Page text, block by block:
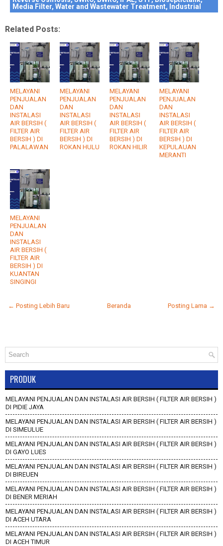
Media Filter, Water and Wastewater Treatment, Industrial
Related Posts:
MELAYANI
PENJUALAN
DAN
INSTALASI
AIR BERSIH (
FILTER AIR
BERSIH ) DI
PALALAWAN
MELAYANI
PENJUALAN
DAN
INSTALASI
AIR BERSIH (
FILTER AIR
BERSIH ) DI
ROKAN HULU
MELAYANI
PENJUALAN
DAN
INSTALASI
AIR BERSIH (
FILTER AIR
BERSIH ) DI
ROKAN HILIR
MELAYANI
PENJUALAN
DAN
INSTALASI
AIR BERSIH (
FILTER AIR
BERSIH ) DI
KEPULAUAN
MERANTI
MELAYANI
PENJUALAN
DAN
INSTALASI
AIR BERSIH (
FILTER AIR
BERSIH ) DI
KUANTAN
SINGINGI
← Posting Lebih Baru Posting Lama →
Beranda
PRODUK
MELAYANI PENJUALAN DAN INSTALASI AIR BERSIH ( FILTER AIR BERSIH )
DI PIDIE JAYA
MELAYANI PENJUALAN DAN INSTALASI AIR BERSIH ( FILTER AIR BERSIH )
DI SIMEULUE
MELAYANI PENJUALAN DAN INSTALASI AIR BERSIH ( FILTER AIR BERSIH )
DI GAYO LUES
MELAYANI PENJUALAN DAN INSTALASI AIR BERSIH ( FILTER AIR BERSIH )
DI BIREUEN
MELAYANI PENJUALAN DAN INSTALASI AIR BERSIH ( FILTER AIR BERSIH )
DI BENER MERIAH
MELAYANI PENJUALAN DAN INSTALASI AIR BERSIH ( FILTER AIR BERSIH )
DI ACEH UTARA
MELAYANI PENJUALAN DAN INSTALASI AIR BERSIH ( FILTER AIR BERSIH )
DI ACEH TIMUR